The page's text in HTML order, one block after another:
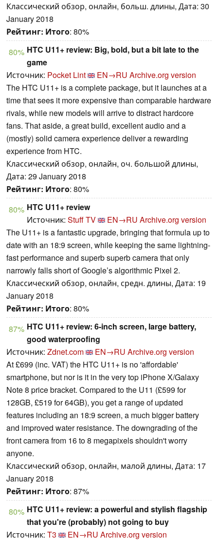
Классический обзор, онлайн, больш. длины, Дата: 30
January 2018
Рейтинг: Итого: 80%
80% HTC U11+ review: Big, bold, but a bit late to the
game
Источник: Pocket Lint EN→RU Archive.org version
The HTC U11+ is a complete package, but it launches at a
time that sees it more expensive than comparable hardware
rivals, while new models will arrive to distract hardcore
fans. That aside, a great build, excellent audio and a
(mostly) solid camera experience deliver a rewarding
experience from HTC.
Классический обзор, онлайн, оч. большой длины,
Дата: 29 January 2018
Рейтинг: Итого: 80%
80% HTC U11+ review
Источник: Stuff TV EN→RU Archive.org version
The U11+ is a fantastic upgrade, bringing that formula up to
date with an 18:9 screen, while keeping the same lightning-
fast performance and superb superb camera that only
narrowly falls short of Google’s algorithmic Pixel 2.
Классический обзор, онлайн, средн. длины, Дата: 19
January 2018
Рейтинг: Итого: 80%
87% HTC U11+ review: 6-inch screen, large battery,
good waterproofing
Источник: Zdnet.com EN→RU Archive.org version
At £699 (inc. VAT) the HTC U11+ is no 'affordable'
smartphone, but nor is it in the very top iPhone X/Galaxy
Note 8 price bracket. Compared to the U11 (£599 for
128GB, £519 for 64GB), you get a range of updated
features including an 18:9 screen, a much bigger battery
and improved water resistance. The downgrading of the
front camera from 16 to 8 megapixels shouldn't worry
anyone.
Классический обзор, онлайн, малой длины, Дата: 17
January 2018
Рейтинг: Итого: 87%
80% HTC U11+ review: a powerful and stylish flagship
that you're (probably) not going to buy
Источник: T3 EN→RU Archive.org version